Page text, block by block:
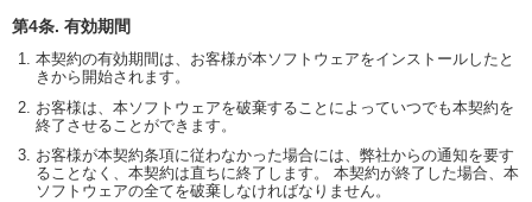
第4条. 有効期間
本契約の有効期間は、お客様が本ソフトウェアをインストールしたと
きから開始されます。
お客様は、本ソフトウェアを破棄することによっていつでも本契約を
終了させることができます。
お客様が本契約条項に従わなかった場合には、弊社からの通知を要す
ることなく、本契約は直ちに終了します。 本契約が終了した場合、本
ソフトウェアの全てを破棄しなければなりません。